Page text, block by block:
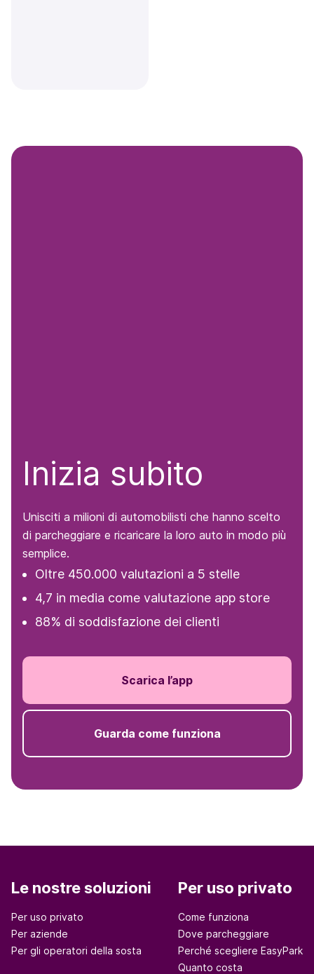
Inizia subito
Unisciti a milioni di automobilisti che hanno scelto
di parcheggiare e ricaricare la loro auto in modo più
semplice.
Oltre 450.000 valutazioni a 5 stelle
4,7 in media come valutazione app store
88% di soddisfazione dei clienti
Scarica l’app
Guarda come funziona
Le nostre soluzioni
Per uso privato
Per aziende
Per gli operatori della sosta
Per uso privato
Come funziona
Dove parcheggiare
Perché scegliere EasyPark
Quanto costa